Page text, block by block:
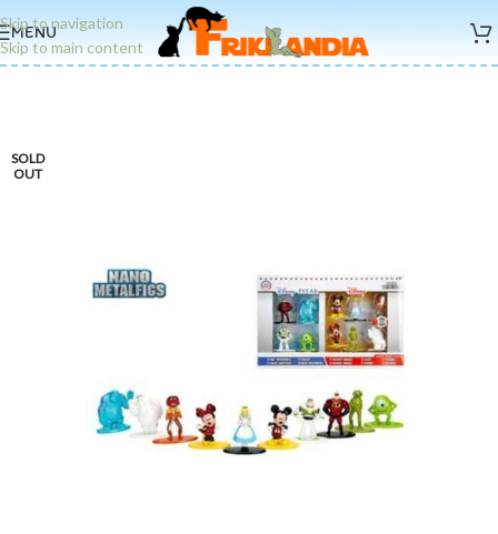
Skip to navigation
Skip to main content
MENU
SOLD
OUT